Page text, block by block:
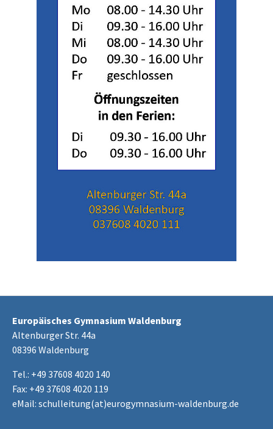
Europäisches Gymnasium Waldenburg
Altenburger Str. 44a
08396 Waldenburg
Tel.: +49 37608 4020 140
Fax: +49 37608 4020 119
eMail: schulleitung(at)eurogymnasium-waldenburg.de